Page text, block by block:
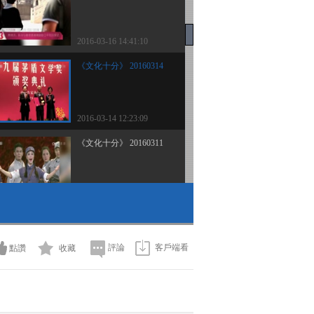
2016-03-16 14:41:10
《文化十分》 20160314
2016-03-14 12:23:09
《文化十分》 20160311
2016-03-10 12:09:09
點讚 收藏 評論 客戶端看